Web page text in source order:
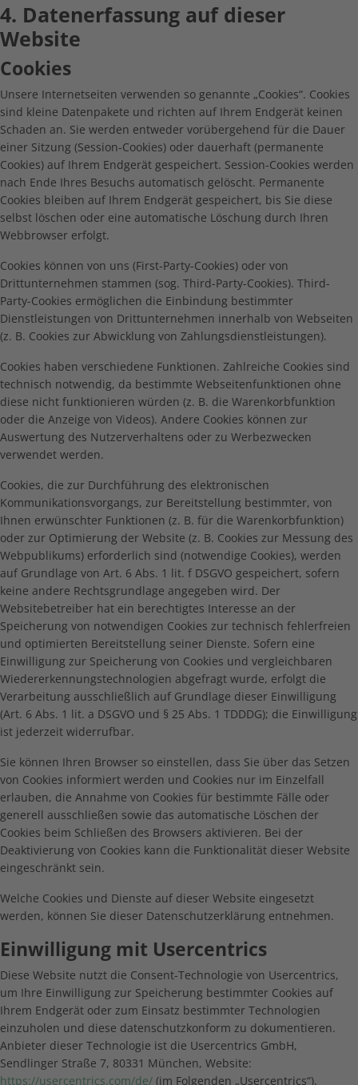
4. Datenerfassung auf dieser
Website
Cookies
Unsere Internetseiten verwenden so genannte „Cookies“. Cookies
sind kleine Datenpakete und richten auf Ihrem Endgerät keinen
Schaden an. Sie werden entweder vorübergehend für die Dauer
einer Sitzung (Session-Cookies) oder dauerhaft (permanente
Cookies) auf Ihrem Endgerät gespeichert. Session-Cookies werden
nach Ende Ihres Besuchs automatisch gelöscht. Permanente
Cookies bleiben auf Ihrem Endgerät gespeichert, bis Sie diese
selbst löschen oder eine automatische Löschung durch Ihren
Webbrowser erfolgt.
Cookies können von uns (First-Party-Cookies) oder von
Drittunternehmen stammen (sog. Third-Party-Cookies). Third-
Party-Cookies ermöglichen die Einbindung bestimmter
Dienstleistungen von Drittunternehmen innerhalb von Webseiten
(z. B. Cookies zur Abwicklung von Zahlungsdienstleistungen).
Cookies haben verschiedene Funktionen. Zahlreiche Cookies sind
technisch notwendig, da bestimmte Webseitenfunktionen ohne
diese nicht funktionieren würden (z. B. die Warenkorbfunktion
oder die Anzeige von Videos). Andere Cookies können zur
Auswertung des Nutzerverhaltens oder zu Werbezwecken
verwendet werden.
Cookies, die zur Durchführung des elektronischen
Kommunikationsvorgangs, zur Bereitstellung bestimmter, von
Ihnen erwünschter Funktionen (z. B. für die Warenkorbfunktion)
oder zur Optimierung der Website (z. B. Cookies zur Messung des
Webpublikums) erforderlich sind (notwendige Cookies), werden
auf Grundlage von Art. 6 Abs. 1 lit. f DSGVO gespeichert, sofern
keine andere Rechtsgrundlage angegeben wird. Der
Websitebetreiber hat ein berechtigtes Interesse an der
Speicherung von notwendigen Cookies zur technisch fehlerfreien
und optimierten Bereitstellung seiner Dienste. Sofern eine
Einwilligung zur Speicherung von Cookies und vergleichbaren
Wiedererkennungstechnologien abgefragt wurde, erfolgt die
Verarbeitung ausschließlich auf Grundlage dieser Einwilligung
(Art. 6 Abs. 1 lit. a DSGVO und § 25 Abs. 1 TDDDG); die Einwilligung
ist jederzeit widerrufbar.
Sie können Ihren Browser so einstellen, dass Sie über das Setzen
von Cookies informiert werden und Cookies nur im Einzelfall
erlauben, die Annahme von Cookies für bestimmte Fälle oder
generell ausschließen sowie das automatische Löschen der
Cookies beim Schließen des Browsers aktivieren. Bei der
Deaktivierung von Cookies kann die Funktionalität dieser Website
eingeschränkt sein.
Welche Cookies und Dienste auf dieser Website eingesetzt
werden, können Sie dieser Datenschutzerklärung entnehmen.
Einwilligung mit Usercentrics
Diese Website nutzt die Consent-Technologie von Usercentrics,
um Ihre Einwilligung zur Speicherung bestimmter Cookies auf
Ihrem Endgerät oder zum Einsatz bestimmter Technologien
einzuholen und diese datenschutzkonform zu dokumentieren.
Anbieter dieser Technologie ist die Usercentrics GmbH,
Sendlinger Straße 7, 80331 München, Website:
https://usercentrics.com/de/ (im Folgenden „Usercentrics“).